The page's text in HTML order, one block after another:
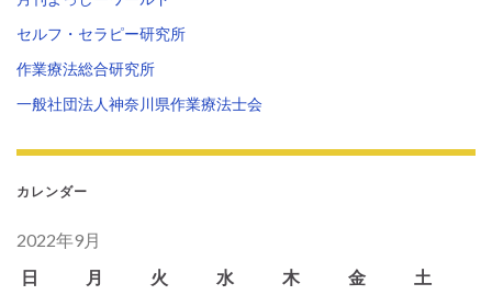
セルフ・セラピー研究所
作業療法総合研究所
一般社団法人神奈川県作業療法士会
カレンダー
2022年9月
日
月 火 水 木 金
土